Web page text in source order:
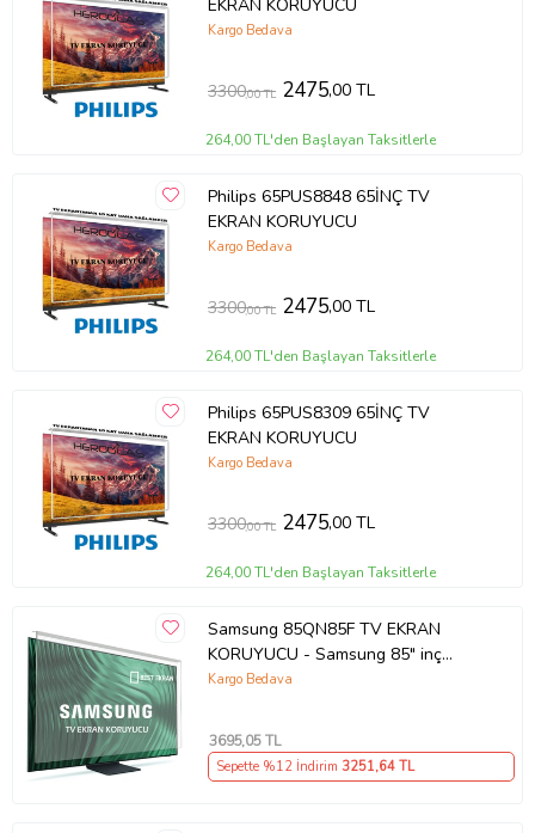
EKRAN KORUYUCU
Kargo Bedava
3300,00 TL 2475,00 TL
264,00 TL'den Başlayan Taksitlerle
Philips 65PUS8848 65İNÇ TV
EKRAN KORUYUCU
Kargo Bedava
3300,00 TL 2475,00 TL
264,00 TL'den Başlayan Taksitlerle
Philips 65PUS8309 65İNÇ TV
EKRAN KORUYUCU
Kargo Bedava
3300,00 TL 2475,00 TL
264,00 TL'den Başlayan Taksitlerle
Samsung 85QN85F TV EKRAN
KORUYUCU - Samsung 85" inç
214cm 216 Ekran Tv ekran Koruyucu
Kargo Bedava
3695,05 TL
Sepette %12 İndirim 3251,64 TL